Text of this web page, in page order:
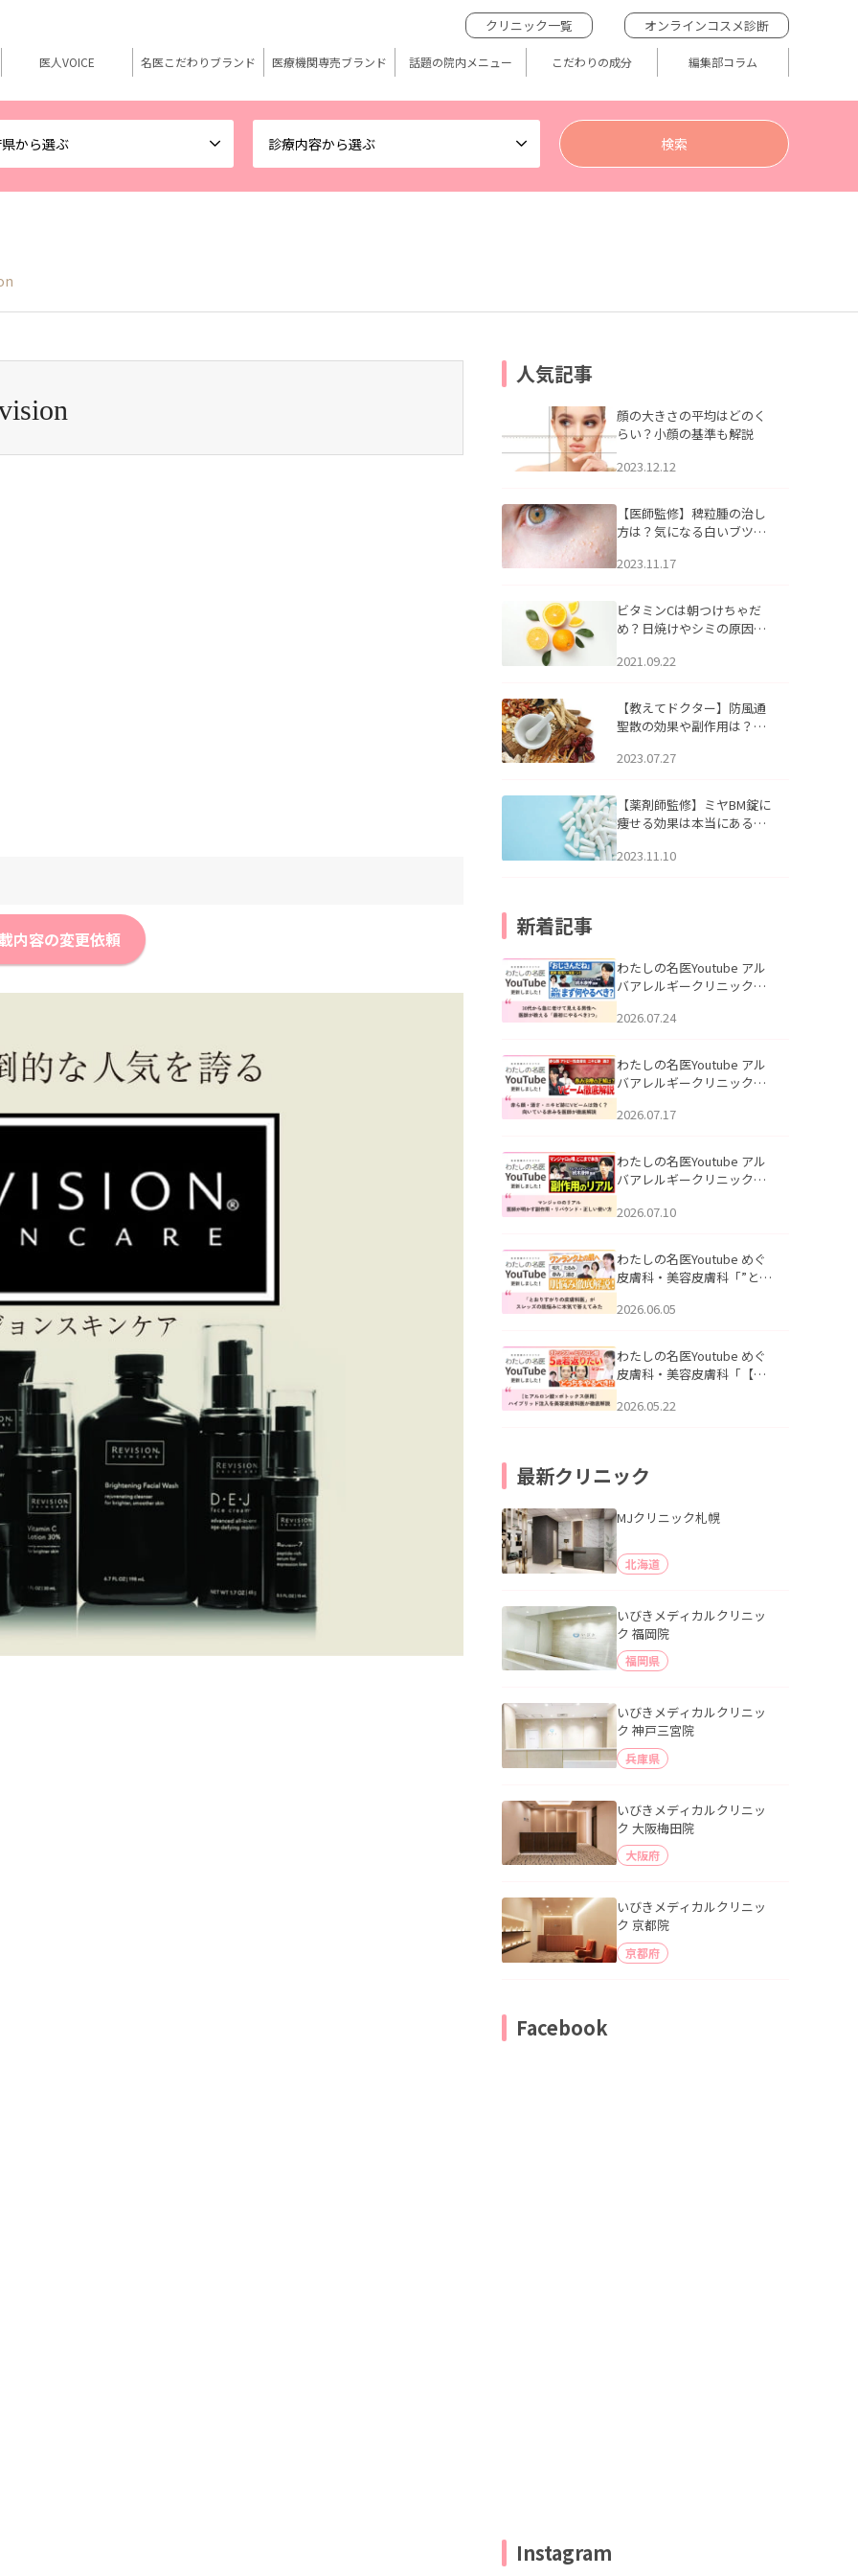
から選ぶ 診療内容から選ぶ
クリニック一覧 オンラインコスメ診断
医人VOICE 名医こだわりブランド 医療機関専売ブランド 話題の院内メニュー こだわりの成分 編集部コラム
内容の変更依頼
人気記事
顔の大きさの平均はどのく
らい？小顔の基準も解説
2023.12.12
【医師監修】稗粒腫の治し
方は？気になる白いブツブ
アについて
2023.11.17
ビタミンCは朝つけちゃだ
め？日焼けやシミの原因に
2021.09.22
【教えてドクター】防風通
聖散の効果や副作用は？長
2023.07.27
【薬剤師監修】ミヤBM錠に
痩せる効果は本当にある
2023.11.10
新着記事
わたしの名医Youtube アル
バアレルギークリニック札
える男性へ｜医師が教える
公開いたしました。
2026.07.24
わたしの名医Youtube アル
バアレルギークリニック札
跡にVビームは効く？向いて
説」を公開いたしました。
2026.07.17
わたしの名医Youtube アル
バアレルギークリニック札
医師が明かす副作用・リバ
公開いたしました。
2026.07.10
わたしの名医Youtube めぐ
皮膚科・美容皮膚科「”とお
ッズの肌悩みに本気で答え
た。
2026.06.05
わたしの名医Youtube めぐ
皮膚科・美容皮膚科「【ヒ
用】ハイブリッド注入を美
2026.05.22
最新クリニック
MJクリニック札幌
北海道
いびきメディカルクリニッ
ク 福岡院
福岡県
いびきメディカルクリニッ
ク 神戸三宮院
兵庫県
いびきメディカルクリニッ
ク 大阪梅田院
大阪府
いびきメディカルクリニッ
ク 京都院
京都府
Facebook
Instagram